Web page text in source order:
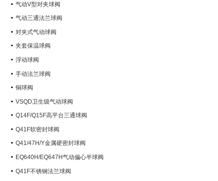
气动V型对夹球阀
气动三通法兰球阀
对夹式气动球阀
夹套保温球阀
浮动球阀
手动法兰球阀
铜球阀
VSQD卫生级气动球阀
Q14F/Q15F高平台三通球阀
Q41F软密封球阀
Q41/47H/Y金属硬密封球阀
EQ640H/EQ647H气动偏心半球阀
Q41F不锈钢法兰球阀